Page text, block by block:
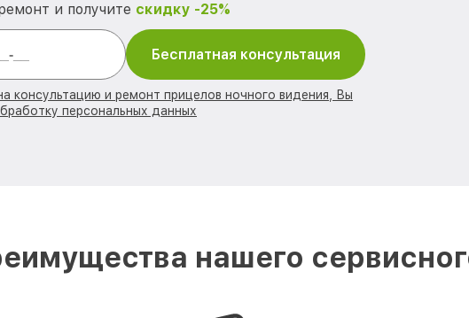
и получите скидку -25%
Бесплатная консультация
консультацию и ремонт прицелов ночного видения, Вы
персональных данных
нашего